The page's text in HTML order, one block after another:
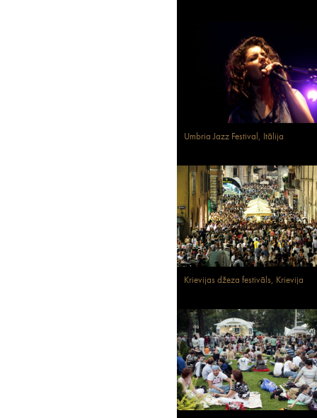
Umbria Jazz Festival, Itālija
Krievijas džeza festivāls, Krievija